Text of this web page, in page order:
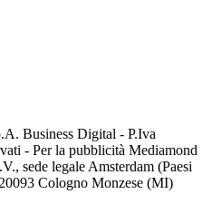
Business Digital - P.Iva
- Per la pubblicità Mediamond
sede legale Amsterdam (Paesi
Cologno Monzese (MI)